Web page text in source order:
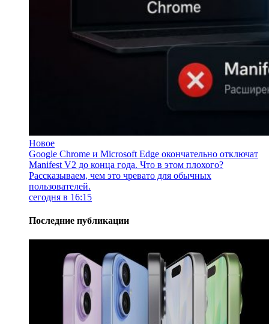
Новое
Google Chrome и Microsoft Edge окончательно отключат
Manifest V2 до конца года. Что в этом плохого?
Рассказываем, чем это чревато для обычных
пользователей.
сегодня в 16:15
Последние публикации